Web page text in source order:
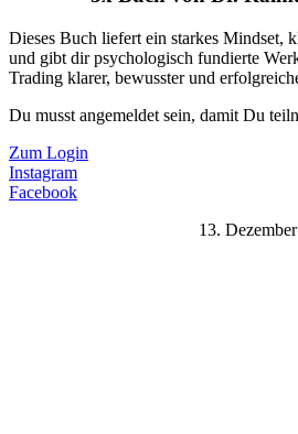
Dieses Buch liefert ein starkes Mindset,
und gibt dir psychologisch fundierte
Trading klarer, bewusster und
Du musst angemeldet sein, damit Du
Zum Login
Instagram
Facebook
13. Dezember